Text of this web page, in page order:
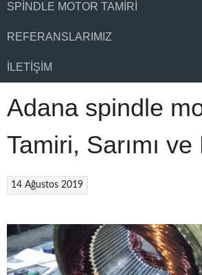
SPINDLE MOTOR TAMIRI
REFERANSLARIMIZ
İLETIŞIM
Adana spindle
Tamiri, Sarımı ve
14 Ağustos 2019